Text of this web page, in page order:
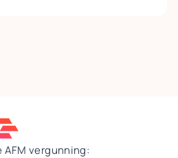
en flexibele
vergunning: